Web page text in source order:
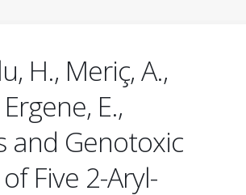
H., Meriç, A.,
E.,
and Genotoxic
Five 2-Aryl-